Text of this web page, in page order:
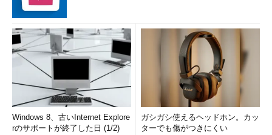
Windows 8、古いInternet Explore
rのサポートが終了した日 (1/2)
ガシガシ使えるヘッドホン。カッ
ターでも傷がつきにくい